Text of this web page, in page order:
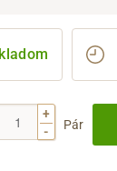
+
-
Pár